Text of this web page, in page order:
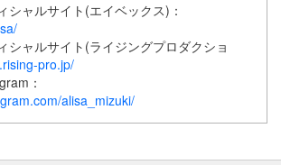
シャルサイト(エイベックス)：
シャルサイト(ライジングプロダクショ
pro.jp/
：
alisa_mizuki/